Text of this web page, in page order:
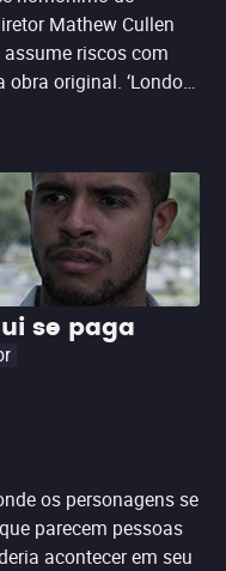
Mathew Cullen
riscos com
original. ‘London
elenco de peso,
Depp, Cara
Billy Bob
fracassou na tentativa
Vale assistir apenas
pelos cinemas e
se paga
os personagens se
parecem pessoas
acontecer em seu